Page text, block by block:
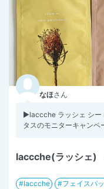
なほさん
▶︎laccche ラッシェ シー
タスのモニターキャンペ
laccche(ラッシェ)
laccche フェイスパ